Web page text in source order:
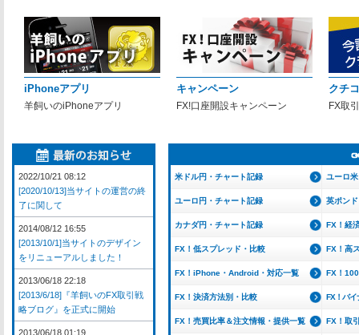
iPhoneアプリ
羊飼いのiPhoneアプリ
キャンペーン
FX!口座開設キャンペーン
クチ
FX取
米ドル円・チャート記録 ユーロ
ユーロ円・チャート記録 英ポン
カナダ円・チャート記録 FX！経
FX！低スプレッド・比較 FX！高
FX！iPhone・Android・対応一覧 FX！
FX！決済方法別・比較 FX！バイ
FX！売買比率＆注文情報・提供一覧 FX！取
2022/10/21 08:12
[2020/10/13]当サイトの運営の終
了に関して
2014/08/12 16:55
[2013/10/1]当サイトのデザイン
をリニューアルしました！
2013/06/18 22:18
[2013/6/18]『羊飼いのFX取引戦
略ブログ』を正式に開始
2013/06/18 01:19